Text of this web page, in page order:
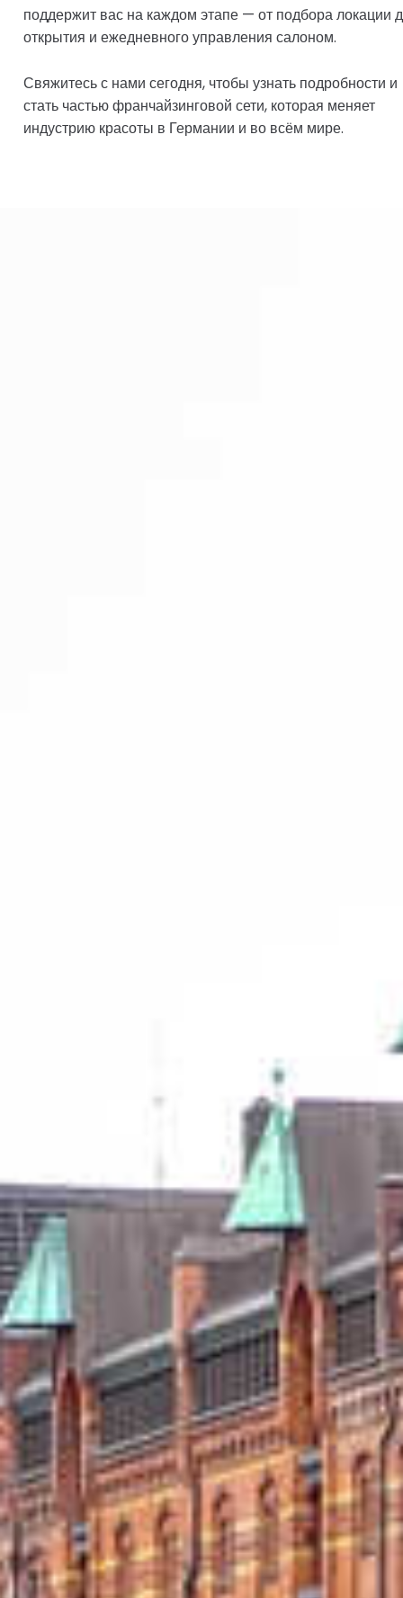
поддержит вас на каждом этапе — от подбора локации
открытия и ежедневного управления салоном.
Свяжитесь с нами сегодня, чтобы узнать подробности и
стать частью франчайзинговой сети, которая меняет
индустрию красоты в Германии и во всём мире.